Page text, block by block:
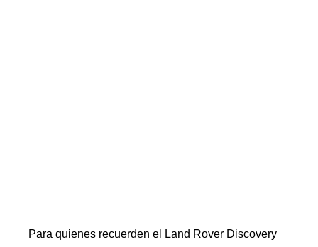
Para quienes recuerden el Land Rover Discovery